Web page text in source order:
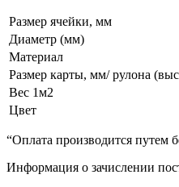
Размер ячейки, мм
Диаметр (мм)
Материал
Размер карты, мм/ рулона
Вес 1м2
Цвет
“Оплата производится путем
Информация о зачислении